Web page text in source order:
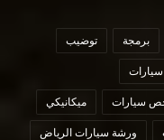
برمجة توضيب
سيارات
سيارات ميكانيكي
ورشة سيارات الرياض